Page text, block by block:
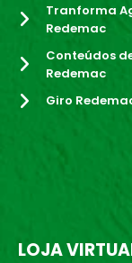
Tranforma
Redemac
Conteúdos
Redemac
Giro
LOJA